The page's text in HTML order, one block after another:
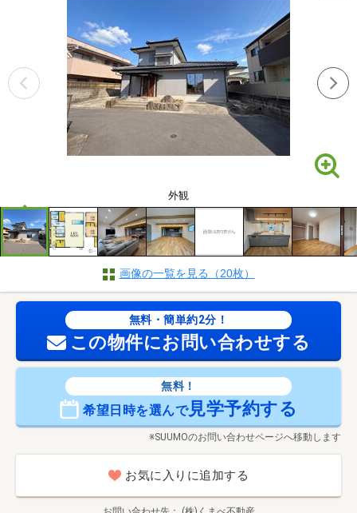
外観
画像の一覧を見る（20枚）
無料・簡単約2分！
この物件にお問い合わせする
無料！
希望日時を選んで見学予約する
※SUUMOのお問い合わせページへ移動します
お気に入りに追加する